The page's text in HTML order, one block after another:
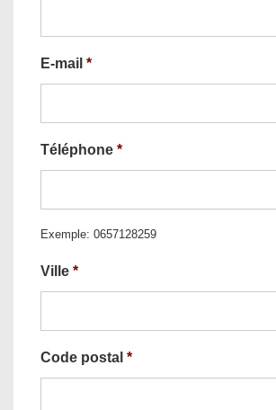
E-mail *
Téléphone *
Exemple: 0657128259
Ville *
Code postal *